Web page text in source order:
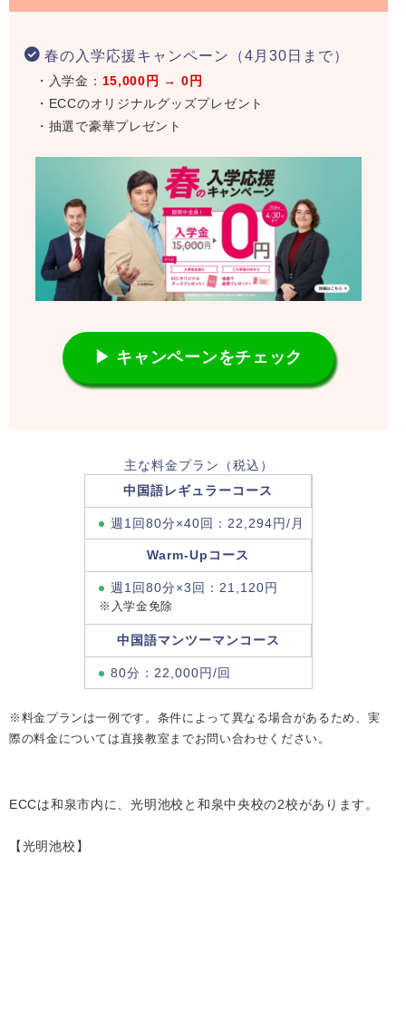
春の入学応援キャンペーン（4月30日まで）
・入学金： 15,000円 → 0円
・ECCのオリジナルグッズプレゼント
・抽選で豪華プレゼント
▶ キャンペーンをチェック
主な料金プラン（税込）
中国語レギュラーコース
週1回80分×40回：22,294円/月
Warm-Upコース
週1回80分×3回：21,120円
※入学金免除
中国語マンツーマンコース
80分：22,000円/回
※料金プランは一例です。条件によって異なる場合があるため、実
際の料金については直接教室までお問い合わせください。
ECCは和泉市内に、光明池校と和泉中央校の2校があります。
【光明池校】